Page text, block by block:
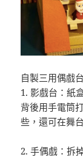
自製三用偶戲
1. 影戲台：紙
背後用手電筒
些，還可在舞
2. 手偶戲：拆